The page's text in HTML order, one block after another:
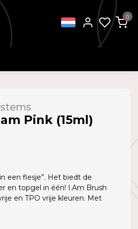
0
Pink (15ml)
een flesje”. Het biedt de
en topgel in één! I.Am Brush
en TPO vrije kleuren. Met